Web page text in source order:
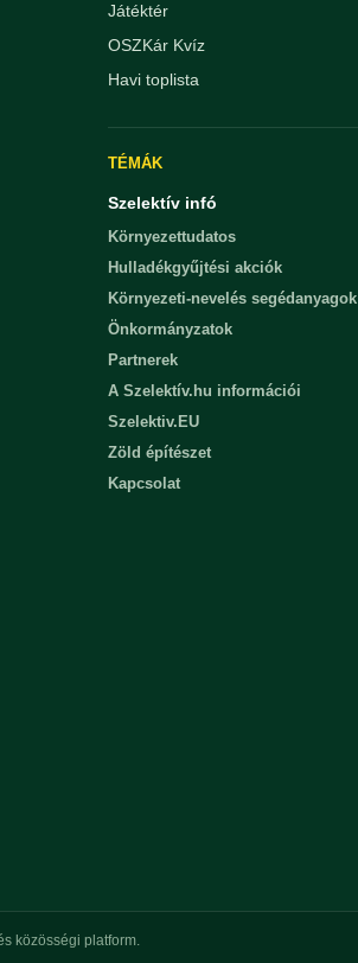
Játéktér
OSZKár Kvíz
Havi toplista
TÉMÁK
Szelektív infó
Környezettudatos
Hulladékgyűjtési akciók
Környezeti-nevelés segédanyagok
Önkormányzatok
Partnerek
A Szelektív.hu információi
Szelektiv.EU
Zöld építészet
Kapcsolat
közösségi platform.